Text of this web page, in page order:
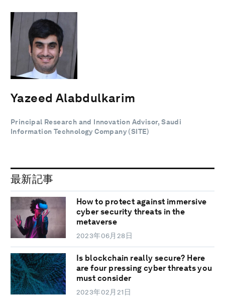
Yazeed Alabdulkarim
Principal Research and Innovation Advisor, Saudi
Information Technology Company (SITE)
最新記事
How to protect against immersive
cyber security threats in the
metaverse
2023年06月28日
Is blockchain really secure? Here
are four pressing cyber threats you
must consider
2023年02月21日